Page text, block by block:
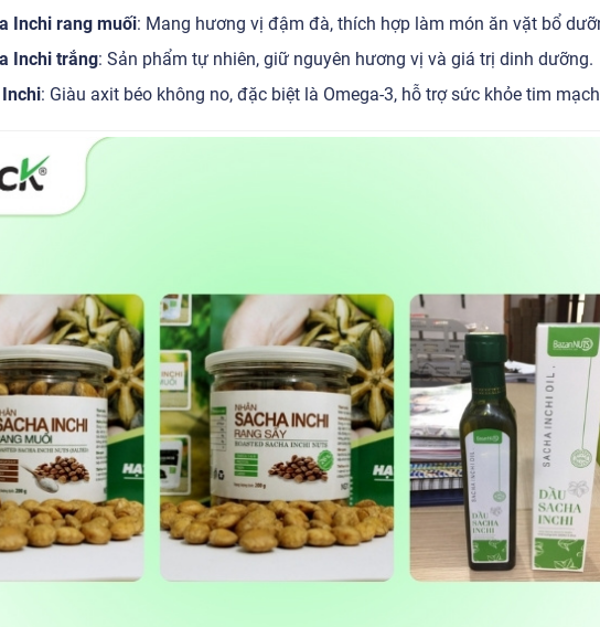
Inchi rang muối: Mang hương vị đậm đà, thích hợp làm món ăn vặt bổ
Inchi trắng: Sản phẩm tự nhiên, giữ nguyên hương vị và giá trị dinh dưỡng.
Inchi: Giàu axit béo không no, đặc biệt là Omega-3, hỗ trợ sức khỏe tim